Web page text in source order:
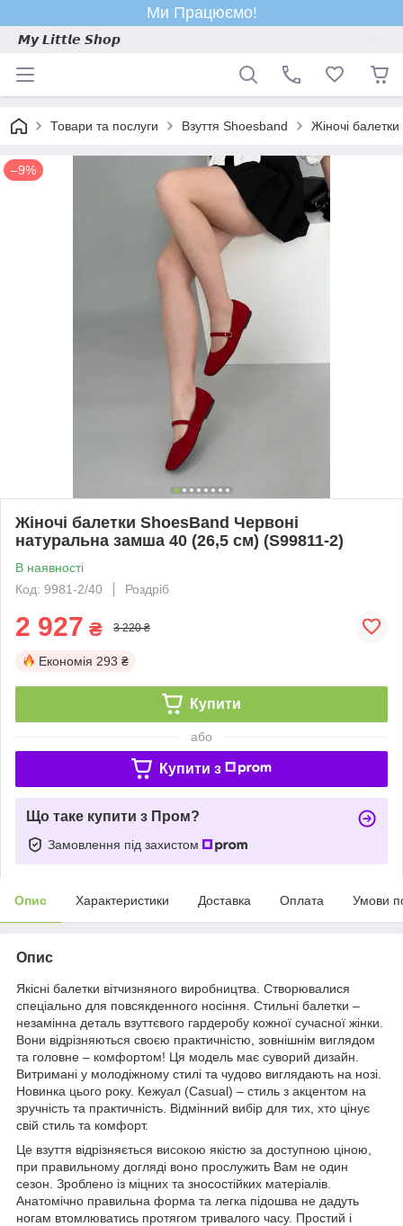
Ми Працюємо!
𝙈𝙮 𝙇𝙞𝙩𝙩𝙡𝙚 𝙎𝙝𝙤𝙥
Товари та послуги Взуття Shoesband Жіночі балетки
–9%
Жіночі балетки ShoesBand Червоні
натуральна замша 40 (26,5 см) (S99811-2)
В наявності
Код: 9981-2/40
Роздріб
2 927 ₴ 3 220 ₴
Економія 293 ₴
Купити
або
Купити з
Що таке купити з Пром?
Замовлення під захистом
Опис Характеристики Доставка Оплата Умови
Опис
Якісні балетки вітчизняного виробництва. Створювалися
спеціально для повсякденного носіння. Стильні балетки –
незамінна деталь взуттєвого гардеробу кожної сучасної жінки.
Вони відрізняються своєю практичністю, зовнішнім виглядом
та головне – комфортом! Ця модель має суворий дизайн.
Витримані у молодіжному стилі та чудово виглядають на нозі.
Новинка цього року. Кежуал (Casual) – стиль з акцентом на
зручність та практичність. Відмінний вибір для тих, хто цінує
свій стиль та комфорт.
Це взуття відрізняється високою якістю за доступною ціною,
при правильному догляді воно прослужить Вам не один
сезон. Зроблено із міцних та зносостійких матеріалів.
Анатомічно правильна форма та легка підошва не дадуть
ногам втомлюватись протягом тривалого часу. Простий і